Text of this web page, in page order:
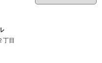
丁目